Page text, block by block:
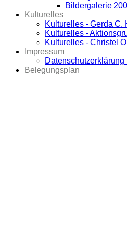
Bildergalerie
Kulturelles
Kulturelles - Gerda C.
Kulturelles -
Kulturelles - Christel
Impressum
Datenschutzerklärung
Belegungsplan